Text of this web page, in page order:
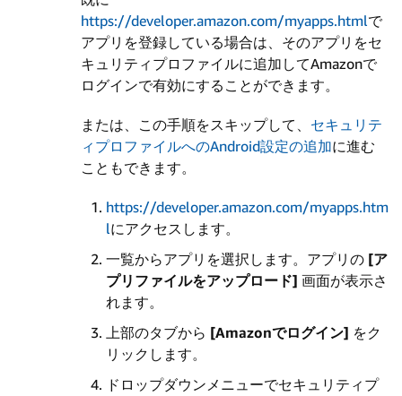
https://developer.amazon.com/myapps.htmlで
アプリを登録している場合は、そのアプリをセ
キュリティプロファイルに追加してAmazonで
ログインで有効にすることができます。
または、この手順をスキップして、 セキュリテ
ィプロファイルへのAndroid設定の追加に進む
こともできます。
https://developer.amazon.com/myapps.htm
lにアクセスします。
一覧からアプリを選択します。アプリの [ア
プリファイルをアップロード] 画面が表示さ
れます。
上部のタブから [Amazonでログイン] をク
リックします。
ドロップダウンメニューでセキュリティプ